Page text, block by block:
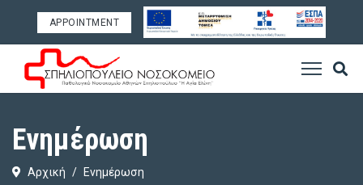
APPOINTMENT
Ενημέρωση
Αρχική
Ενημέρωση